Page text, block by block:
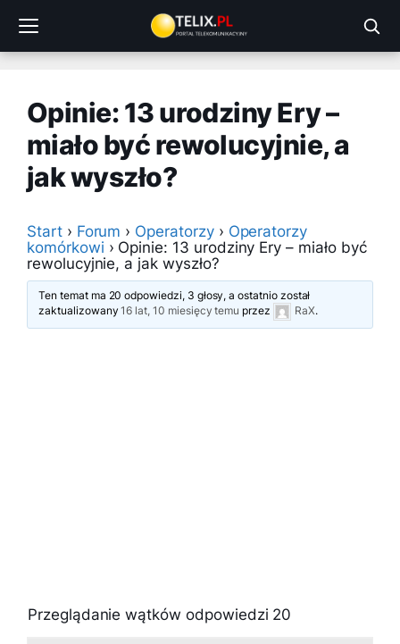
treści
Opinie: 13 urodziny Ery –
miało być rewolucyjnie, a
jak wyszło?
Start › Forum › Operatorzy › Operatorzy
komórkowi › Opinie: 13 urodziny Ery – miało być
rewolucyjnie, a jak wyszło?
Ten temat ma 20 odpowiedzi, 3 głosy, a ostatnio został
zaktualizowany16 lat, 10 miesięcy temu przez RaX.
Przeglądanie wątków odpowiedzi 20